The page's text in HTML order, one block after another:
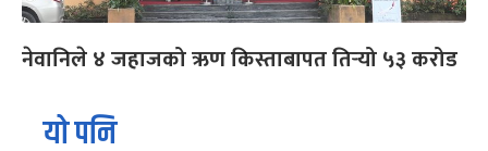
नेवानिले ४ जहाजको ऋण किस्ताबापत तिर्‍यो ५३ करोड
यो पनि